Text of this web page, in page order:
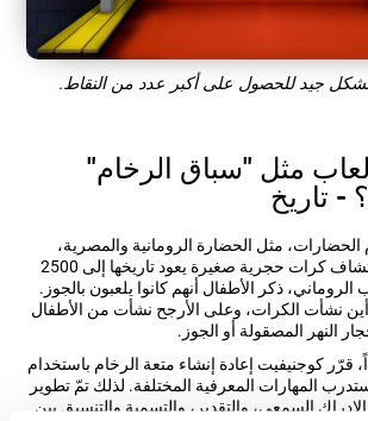
جيد للحصول على أكبر عدد من النقاط.
مثل "سباق الرخام"
- تاريخ
الحضارات، مثل الحضارة الرومانية والمصرية،
اللذان لعبوا بها. تم اكتشاف كرات حجرية صغيرة يعود تاريخها إلى 2500
الروماني، ذكر الأطفال أنهم كانوا يلعبون بالجوز.
نشأت الكرات، وعلى الأرجح نشأت من الأطفال
النهر المصقولة أو الجوز.
قرّر كوجنيفيت إعادة إنشاء متعة الرخام باستخدام
المهارات المعرفية المختلفة. لذلك تمّ تطوير
السمعي، والتقدير، والتسمية والتنسيق بين